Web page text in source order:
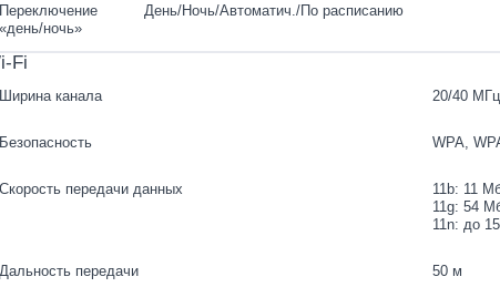
ночь»
День/Ночь/Автоматич./По расписанию
Fi
канала 20/40 МГц
WPA,
передачи данных
11b: 11
11g: 54
11n: до
передачи 50 м